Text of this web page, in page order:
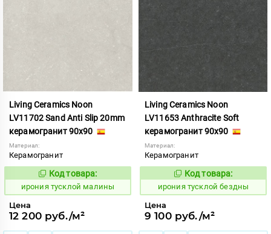
Living Ceramics Noon
LV11702 Sand Anti Slip 20mm
керамогранит 90x90
Материал:
Керамогранит
1107046
Код товара:
ирония тусклой малины
Цена
12 200 руб./м²
Living Ceramics Noon
LV11653 Anthracite Soft
керамогранит 90x90
Материал:
Керамогранит
1107002
Код товара:
ирония тусклой бездны
Цена
9 100 руб./м²